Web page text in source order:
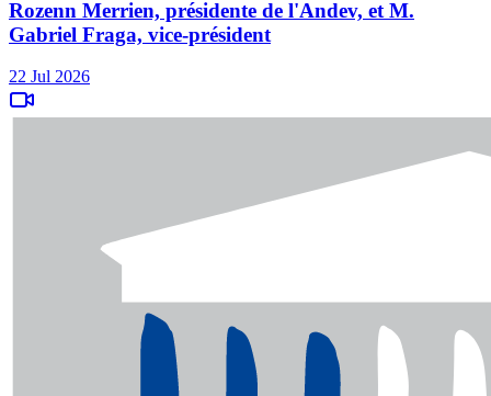
Rozenn Merrien, présidente de l'Andev, et M.
Gabriel Fraga, vice-président
22 Jul 2026